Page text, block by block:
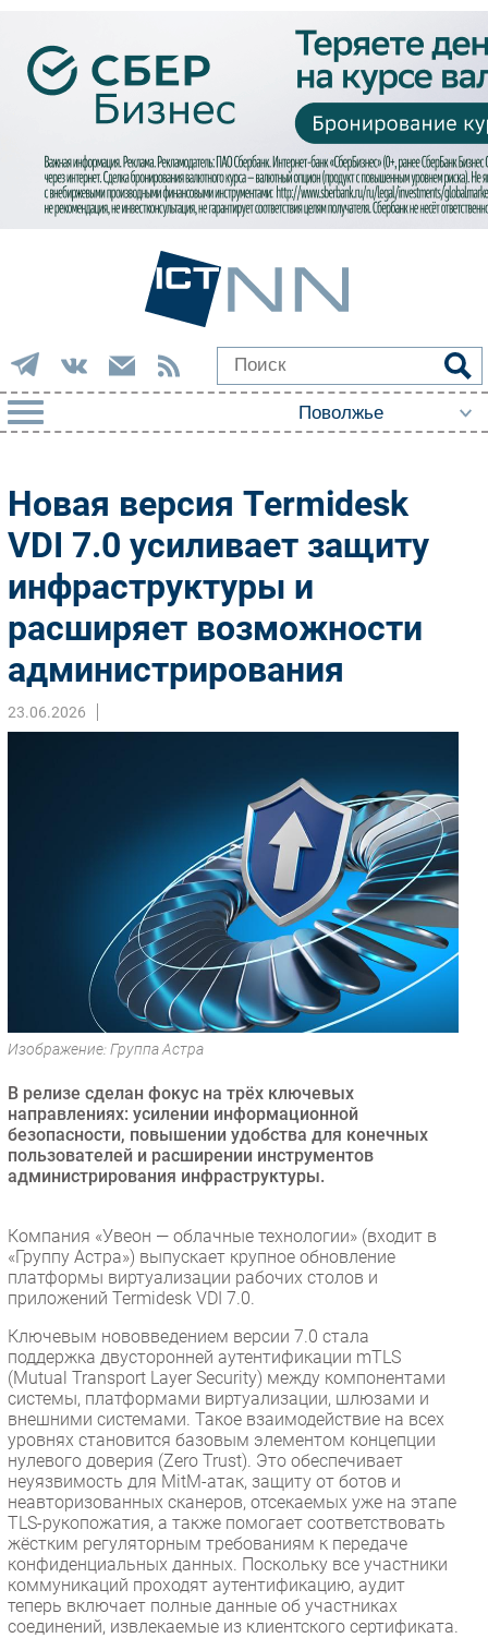
Импорто­замещение
Автоматизация Промышленности
Интернет
Мобильная связь
Фиксированная связь
Интеграция
Рынок ПК
Маркетинг
Регулирование
Финансы
Безопасность
Инновации
Гаджеты
Здоровье
РАЗДЕЛЫ
Новости
Аналитика
Интервью
Проекты
IT класс
Тестовый стенд
Каталог компаний
Новая версия Termidesk
VDI 7.0 усиливает защиту
инфраструктуры и
расширяет возможности
администрирования
23.06.2026
Изображение: Группа Астра
В релизе сделан фокус на трёх ключевых
направлениях: усилении информационной
безопасности, повышении удобства для конечных
пользователей и расширении инструментов
администрирования инфраструктуры.
Компания «Увеон — облачные технологии» (входит в
«Группу Астра») выпускает крупное обновление
платформы виртуализации рабочих столов и
приложений Termidesk VDI 7.0.
Ключевым нововведением версии 7.0 стала
поддержка двусторонней аутентификации mTLS
(Mutual Transport Layer Security) между компонентами
системы, платформами виртуализации, шлюзами и
внешними системами. Такое взаимодействие на всех
уровнях становится базовым элементом концепции
нулевого доверия (Zero Trust). Это обеспечивает
неуязвимость для MitM-атак, защиту от ботов и
неавторизованных сканеров, отсекаемых уже на этапе
TLS-рукопожатия, а также помогает соответствовать
жёстким регуляторным требованиям к передаче
конфиденциальных данных. Поскольку все участники
коммуникаций проходят аутентификацию, аудит
теперь включает полные данные об участниках
соединений, извлекаемые из клиентского сертификата.